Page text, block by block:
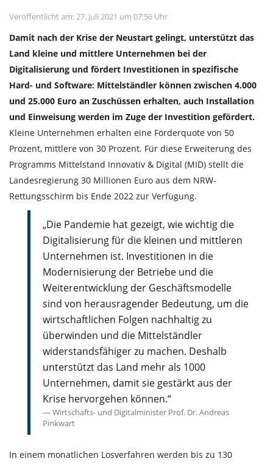
Veröffentlicht am: 27. Juli 2021 um 07:56 Uhr
Damit nach der Krise der Neustart gelingt, unterstützt das
Land kleine und mittlere Unternehmen bei der
Digitalisierung und fördert Investitionen in spezifische
Hard- und Software: Mittelständler können zwischen 4.000
und 25.000 Euro an Zuschüssen erhalten, auch Installation
und Einweisung werden im Zuge der Investition gefördert.
Kleine Unternehmen erhalten eine Förderquote von 50
Prozent, mittlere von 30 Prozent. Für diese Erweiterung des
Programms Mittelstand Innovativ & Digital (MID) stellt die
Landesregierung 30 Millionen Euro aus dem NRW-
Rettungsschirm bis Ende 2022 zur Verfügung.
„Die Pandemie hat gezeigt, wie wichtig die
Digitalisierung für die kleinen und mittleren
Unternehmen ist. Investitionen in die
Modernisierung der Betriebe und die
Weiterentwicklung der Geschäftsmodelle
sind von herausragender Bedeutung, um die
wirtschaftlichen Folgen nachhaltig zu
überwinden und die Mittelständler
widerstandsfähiger zu machen. Deshalb
unterstützt das Land mehr als 1000
Unternehmen, damit sie gestärkt aus der
Krise hervorgehen können.“
Wirtschafts- und Digitalminister Prof. Dr. Andreas
Pinkwart
In einem monatlichen Losverfahren werden bis zu 130